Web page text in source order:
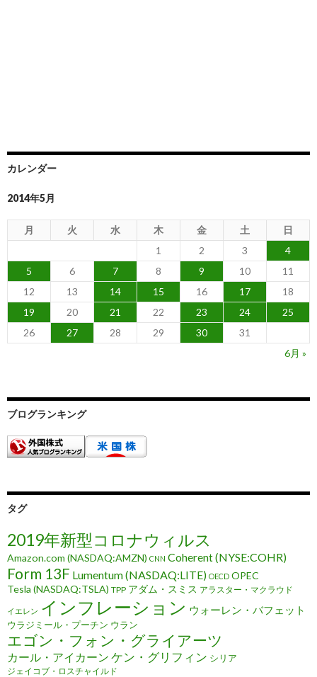
カレンダー
2014年5月
月 火 水 木 金 土
日
1
2 3
4
5
6 7 8 9 10
11
12
13 14 15 16 17
18
19
20 21 22 23 24
25
26
27 28 29 30
31
6月 »
ブログランキング
タグ
2019年新型コロナウィルス
Amazon.com (NASDAQ:AMZN) CNN Coherent (NYSE:COHR)
Form 13F Lumentum (NASDAQ:LITE) OECD OPEC
Tesla (NASDAQ:TSLA) TPP アダム・スミス アラスター・マクラウド
イエレン インフレーション ウォーレン・バフェット
ウラジミール・プーチン ウラン
エゴン・フォン・グライアーツ
カール・アイカーン ケン・グリフィン シリア
ジェイコブ・ロスチャイルド